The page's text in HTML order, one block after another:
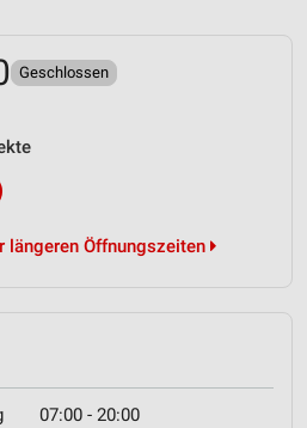
Geschlossen
längeren Öffnungszeiten
07:00 - 20:00